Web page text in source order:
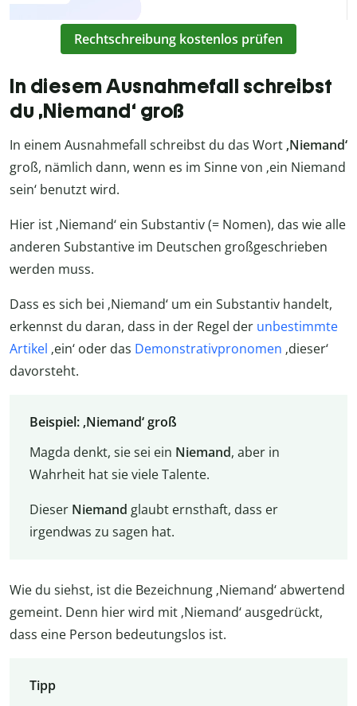
Rechtschreibung kostenlos prüfen
In diesem Ausnahmefall schreibst
du ‚Niemand‘ groß
In einem Ausnahmefall schreibst du das Wort ‚Niemand‘
groß, nämlich dann, wenn es im Sinne von ‚ein Niemand
sein‘ benutzt wird.
Hier ist ‚Niemand‘ ein Substantiv (= Nomen), das wie alle
anderen Substantive im Deutschen großgeschrieben
werden muss.
Dass es sich bei ‚Niemand‘ um ein Substantiv handelt,
erkennst du daran, dass in der Regel der unbestimmte
Artikel ‚ein‘ oder das Demonstrativpronomen ‚dieser‘
davorsteht.
Beispiel: ‚Niemand‘ groß
Magda denkt, sie sei ein Niemand, aber in
Wahrheit hat sie viele Talente.
Dieser Niemand glaubt ernsthaft, dass er
irgendwas zu sagen hat.
Wie du siehst, ist die Bezeichnung ‚Niemand‘ abwertend
gemeint. Denn hier wird mit ‚Niemand‘ ausgedrückt,
dass eine Person bedeutungslos ist.
Tipp